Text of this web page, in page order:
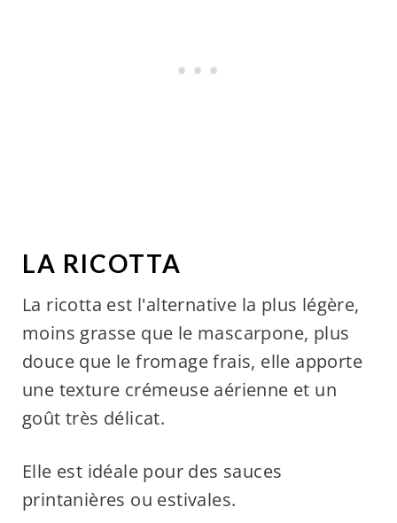
LA RICOTTA
La ricotta est l'alternative la plus légère,
moins grasse que le mascarpone, plus
douce que le fromage frais, elle apporte
une texture crémeuse aérienne et un
goût très délicat.
Elle est idéale pour des sauces
printanières ou estivales.